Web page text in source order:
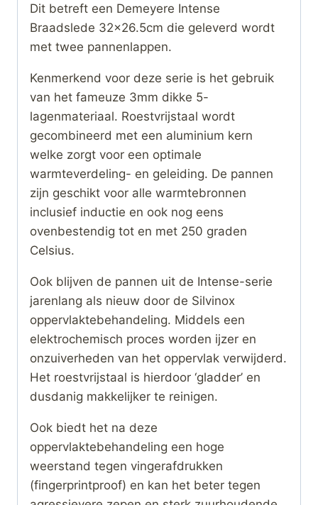
Dit betreft een Demeyere Intense
Braadslede 32×26.5cm die geleverd wordt
met twee pannenlappen.
Kenmerkend voor deze serie is het gebruik
van het fameuze 3mm dikke 5-
lagenmateriaal. Roestvrijstaal wordt
gecombineerd met een aluminium kern
welke zorgt voor een optimale
warmteverdeling- en geleiding. De pannen
zijn geschikt voor alle warmtebronnen
inclusief inductie en ook nog eens
ovenbestendig tot en met 250 graden
Celsius.
Ook blijven de pannen uit de Intense-serie
jarenlang als nieuw door de Silvinox
oppervlaktebehandeling. Middels een
elektrochemisch proces worden ijzer en
onzuiverheden van het oppervlak verwijderd.
Het roestvrijstaal is hierdoor ‘gladder’ en
dusdanig makkelijker te reinigen.
Ook biedt het na deze
oppervlaktebehandeling een hoge
weerstand tegen vingerafdrukken
(fingerprintproof) en kan het beter tegen